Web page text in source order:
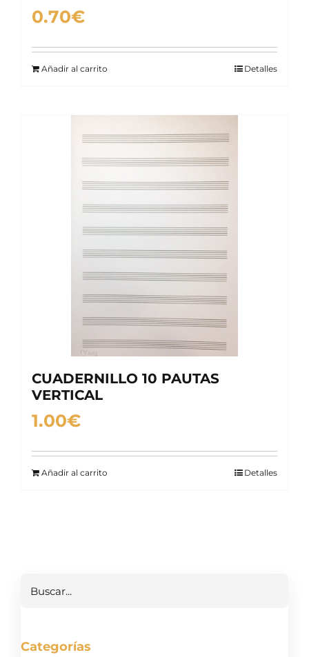
0.70€
Añadir al carrito Detalles
CUADERNILLO 10 PAUTAS
VERTICAL
1.00€
Añadir al carrito Detalles
Categorías